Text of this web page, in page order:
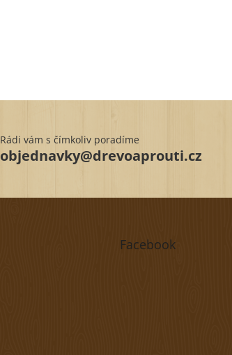
objednavky@drevoaprouti.cz
Rádi vám s čímkoliv poradíme
Facebook